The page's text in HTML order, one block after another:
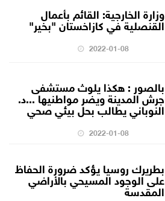
وزارة الخارجية: القائم بأعمال
القنصلية في كازاخستان "بخير"
2022-01-08
بالصور : هكذا يلوث مستشفى
جرش المدينة ويضر مواطنيها ...د.
النوباني يطالب بحل بيئي صحي
2022-01-08
بطريرك روسيا يؤكد ضرورة الحفاظ
على الوجود المسيحي بالأراضي
المقدسة